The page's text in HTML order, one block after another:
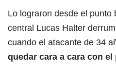
Lo lograron desde el punto
central Lucas Halter
cuando el atacante de 34
quedar cara a cara con